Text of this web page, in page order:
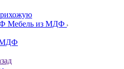
Мебель из МДФ
МДФ